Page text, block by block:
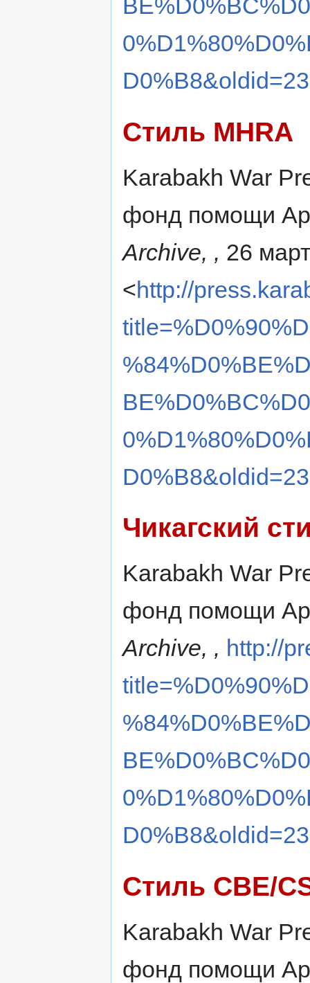
Стиль MHRA
Karabakh War
фонд помощи
Archive, , 26
<http://
Чикагский
Karabakh War
фонд помощи
Archive, , http://
Стиль CBE/
Karabakh War
фонд помощи